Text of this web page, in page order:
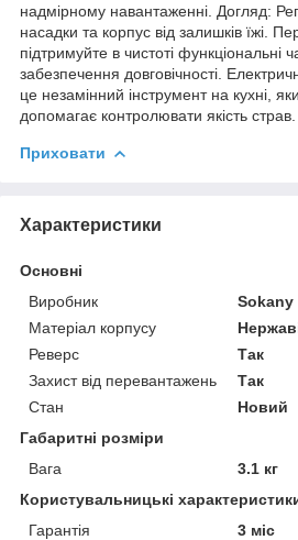
надмірному навантаженні. Догляд:
насадки та корпус від залишків їжі.
підтримуйте в чистоті функціональні
забезпечення довговічності.
це незамінний інструмент на кухні,
допомагає контролювати якість страв.
Приховати
Характеристики
Основні
Виробник
Sokany
Матеріал корпусу
Реверс
Так
Захист від перевантажень
Так
Стан
Новий
Габаритні розміри
Вага
3.1 кг
Користувальницькі
Гарантія
3 міс